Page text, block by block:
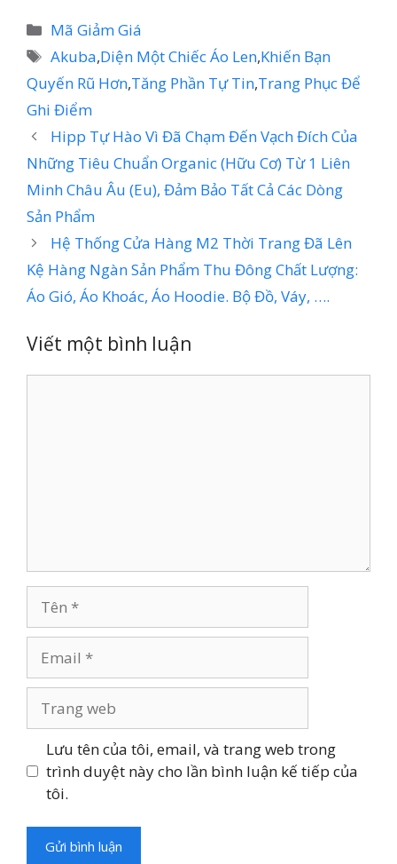
Danh
mục
Mã Giảm Giá
Thẻ
Akuba,Diện Một Chiếc Áo Len,Khiến Bạn
Quyến Rũ Hơn,Tăng Phần Tự Tin,Trang Phục Để
Ghi Điểm
Hipp Tự Hào Vì Đã Chạm Đến Vạch Đích Của
Những Tiêu Chuẩn Organic (Hữu Cơ) Từ 1 Liên
Minh Châu Âu (Eu), Đảm Bảo Tất Cả Các Dòng
Sản Phẩm
Hệ Thống Cửa Hàng M2 Thời Trang Đã Lên
Kệ Hàng Ngàn Sản Phẩm Thu Đông Chất Lượng:
Áo Gió, Áo Khoác, Áo Hoodie. Bộ Đồ, Váy, ….
Viết một bình luận
web
Lưu tên của tôi, email, và trang web trong
trình duyệt này cho lần bình luận kế tiếp của
tôi.